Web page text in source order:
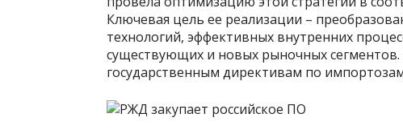
Ключевая цель ее реализации –
технологий, эффективных внутренних
существующих и новых рыночных
государственным директивам по